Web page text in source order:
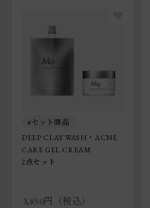
セット商品
DEEP CLAY WASH・ACNE
CARE GEL CREAM
2点セット
3,850円（税込）